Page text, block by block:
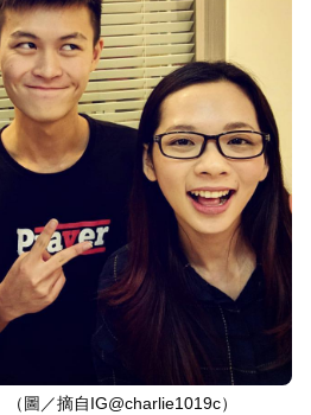
圖／摘自IG@charlie1019c）